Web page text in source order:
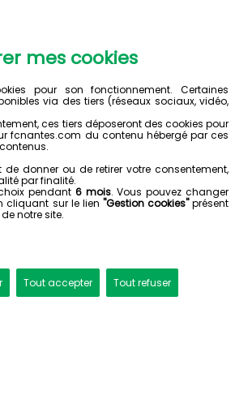
mes cookies
pour son fonctionnement. Certaines
via des tiers (réseaux sociaux, vidéo,
ces tiers déposeront des cookies pour
fcnantes.com du contenu hébergé par ces
donner ou de retirer votre consentement,
par finalité.
pendant 6 mois. Vous pouvez changer
cliquant sur le lien "Gestion cookies"présent
notre site.
Tout accepter Tout refuser